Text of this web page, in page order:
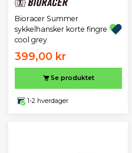
Bioracer Summer
sykkelhansker korte fingre
cool grey
399,00 kr
Se produktet
1-2 hverdager